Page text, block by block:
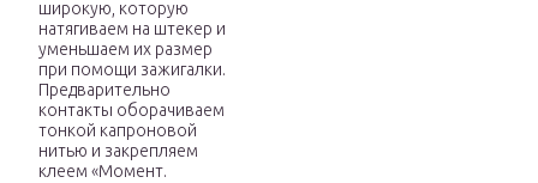
широкую, которую
натягиваем на штекер и
уменьшаем их размер
при помощи зажигалки.
Предварительно
контакты оборачиваем
тонкой капроновой
нитью и закрепляем
клеем «Момент.